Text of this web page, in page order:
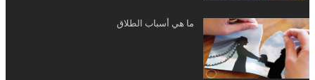
ما هي أسباب الطلاق